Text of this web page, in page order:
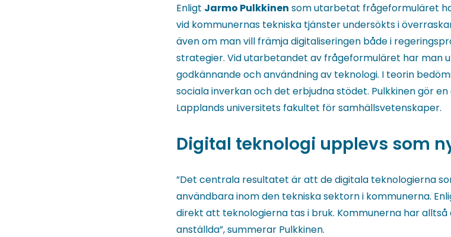
Enligt Jarmo Pulkkinen som utarbetat frågeformuläret
vid kommunernas tekniska tjänster undersökts i
även om man vill främja digitaliseringen både i
strategier. Vid utarbetandet av frågeformuläret har man
godkännande och användning av teknologi. I teorin
sociala inverkan och det erbjudna stödet. Pulkkinen gör
Lapplands universitets fakultet för samhällsvetenskaper.
Digital teknologi upplevs som
”Det centrala resultatet är att de digitala teknologierna
användbara inom den tekniska sektorn i kommunerna.
direkt att teknologierna tas i bruk. Kommunerna har
anställda”, summerar Pulkkinen.